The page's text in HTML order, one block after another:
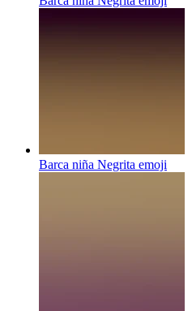
Barca niña Negrita emoji